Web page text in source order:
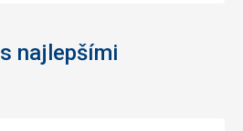
s najlepšími